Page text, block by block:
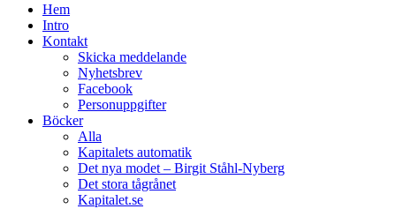
Hem
Intro
Kontakt
Skicka meddelande
Nyhetsbrev
Facebook
Personuppgifter
Böcker
Alla
Kapitalets automatik
Det nya modet – Birgit Ståhl-Nyberg
Det stora tågrånet
Kapitalet.se